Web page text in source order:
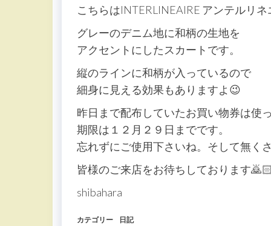
こちらはINTERLINEAIRE アンテルリネ
グレーのデニム地に和柄の生地を
アクセントにしたスカートです。
縦のラインに和柄が入っているので
細身に見える効果もありますよ😉
昨日まで配布していたお買い物券は使
期限は１２月２９日までです。
忘れずにご使用下さいね。そして無くさ
皆様のご来店をお待ちしております🙇🏻
shibahara
カテゴリー 日記